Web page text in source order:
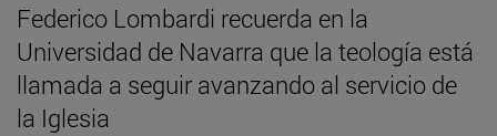
Federico Lombardi recuerda en la
Universidad de Navarra que la teología está
llamada a seguir avanzando al servicio de
la Iglesia